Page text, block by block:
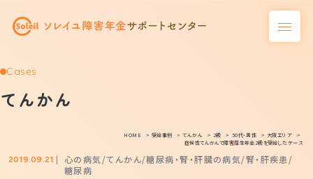
Cases
てんかん
HOME 受給事例 てんかん 2級 50代・男性
大阪エリア
症候性てんかんで障害厚生年金2級を受給したケース
2019.09.21 心の病気 てんかん 糖尿病・腎・肝臓の病気 腎・肝疾患
糖尿病